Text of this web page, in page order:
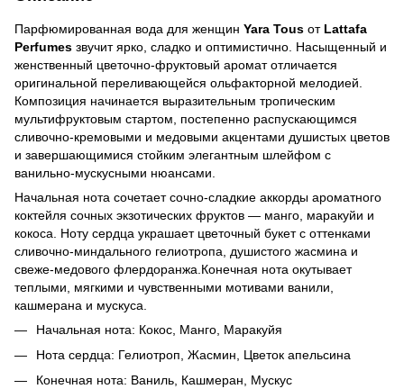
Парфюмированная вода для женщин Yara Tous от Lattafa
Perfumes звучит ярко, сладко и оптимистично. Насыщенный и
женственный цветочно-фруктовый аромат отличается
оригинальной переливающейся ольфакторной мелодией.
Композиция начинается выразительным тропическим
мультифруктовым стартом, постепенно распускающимся
сливочно-кремовыми и медовыми акцентами душистых цветов
и завершающимися стойким элегантным шлейфом с
ванильно-мускусными нюансами.
Начальная нота сочетает сочно-сладкие аккорды ароматного
коктейля сочных экзотических фруктов — манго, маракуйи и
кокоса. Ноту сердца украшает цветочный букет с оттенками
сливочно-миндального гелиотропа, душистого жасмина и
свеже-медового флердоранжа.Конечная нота окутывает
теплыми, мягкими и чувственными мотивами ванили,
кашмерана и мускуса.
Начальная нота: Кокос, Манго, Маракуйя
Нота сердца: Гелиотроп, Жасмин, Цветок апельсина
Конечная нота: Ваниль, Кашмеран, Мускус